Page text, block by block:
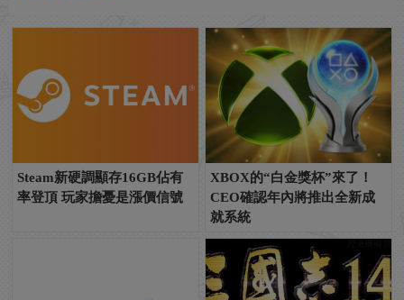
Steam新硬調顯存16GB佔有
率登頂 玩家擔憂是漲價信號
XBOX的“白金獎杯”來了！
CEO確認年內將推出全新成
就系統